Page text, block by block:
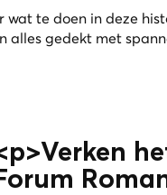
wat te doen in deze
alles gedekt met